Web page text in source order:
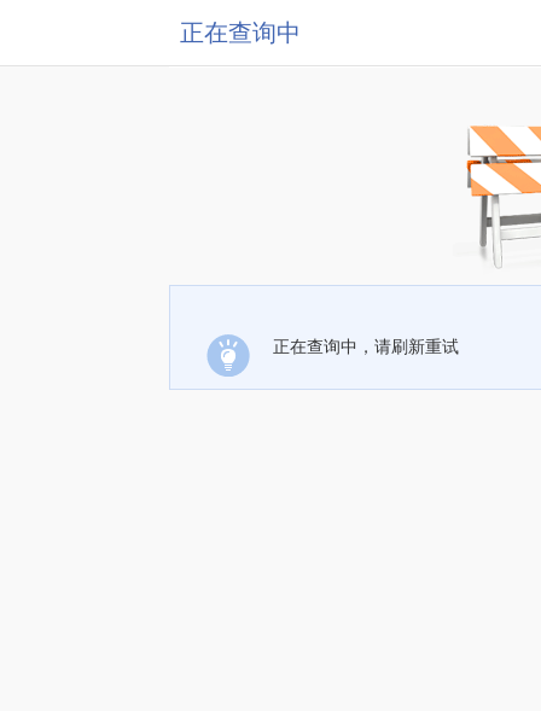
正在查询中
正在查询中，请刷新重试